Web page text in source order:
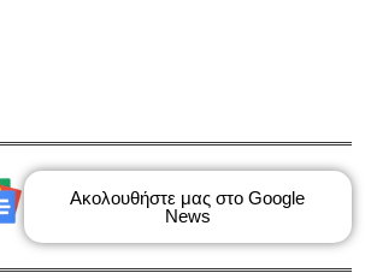
Ακολουθήστε μας στο Google
News